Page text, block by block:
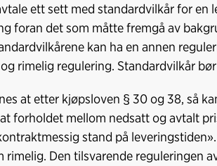
ett sett med standardvilkår for en
foran det som måtte fremgå av
kan ha en annen
rimelig regulering. Standardvilkår
at etter kjøpsloven § 30 og 38, så
forholdet mellom nedsatt og avtalt
stand på
rimelig. Den tilsvarende reguleringen